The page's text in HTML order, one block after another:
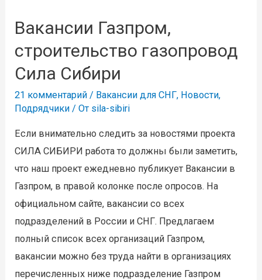
Вакансии Газпром,
строительство газопровод
Сила Сибири
21 комментарий / Вакансии для СНГ, Новости,
Подрядчики / От sila-sibiri
Если внимательно следить за новостями проекта
СИЛА СИБИРИ работа то должны были заметить,
что наш проект ежедневно публикует Вакансии в
Газпром, в правой колонке после опросов. На
официальном сайте, вакансии со всех
подразделений в России и СНГ. Предлагаем
полный список всех организаций Газпром,
вакансии можно без труда найти в организациях
перечисленных ниже подразделение Газпром